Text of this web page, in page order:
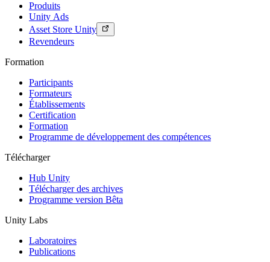
Produits
Unity Ads
Asset Store Unity
Revendeurs
Formation
Participants
Formateurs
Établissements
Certification
Formation
Programme de développement des compétences
Télécharger
Hub Unity
Télécharger des archives
Programme version Bêta
Unity Labs
Laboratoires
Publications